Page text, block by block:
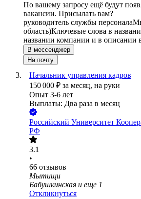
По вашему запросу ещё будут
вакансии. Присылать вам?
руководитель службы персонала
область)Ключевые слова в
названии компании и в описании
В мессенджер
На почту
Начальник управления кадров
150 000 ₽ за месяц, на руки
Опыт 3-6 лет
Выплаты: Два раза в месяц
Российский Университет
РФ
3.1
•
66 отзывов
Мытищи
Бабушкинская и еще 1
Откликнуться